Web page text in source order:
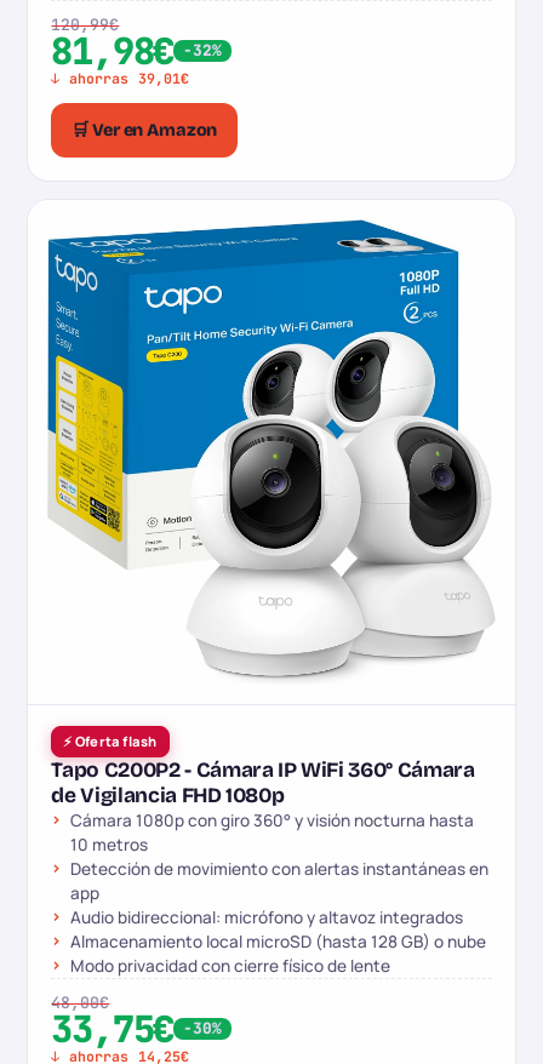
120,99€
81,98€ -32%
↓ ahorras 39,01€
🛒 Ver en Amazon
⚡ Oferta flash
Tapo C200P2 - Cámara IP WiFi 360° Cámara
de Vigilancia FHD 1080p
Cámara 1080p con giro 360° y visión nocturna hasta
10 metros
Detección de movimiento con alertas instantáneas en
app
Audio bidireccional: micrófono y altavoz integrados
Almacenamiento local microSD (hasta 128 GB) o nube
Modo privacidad con cierre físico de lente
48,00€
33,75€ -30%
↓ ahorras 14,25€